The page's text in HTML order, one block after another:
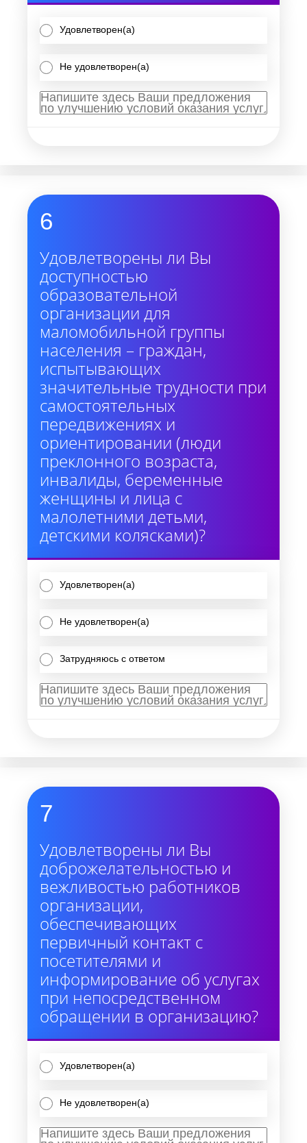
Удовлетворен(а)
Не удовлетворен(а)
6
Удовлетворены ли Вы
доступностью
образовательной
организации для
маломобильной группы
населения – граждан,
испытывающих
значительные трудности при
самостоятельных
передвижениях и
ориентировании (люди
преклонного возраста,
инвалиды, беременные
женщины и лица с
малолетними детьми,
детскими колясками)?
Удовлетворен(а)
Не удовлетворен(а)
Затрудняюсь с ответом
7
Удовлетворены ли Вы
доброжелательностью и
вежливостью работников
организации,
обеспечивающих
первичный контакт с
посетителями и
информирование об услугах
при непосредственном
обращении в организацию?
Удовлетворен(а)
Не удовлетворен(а)